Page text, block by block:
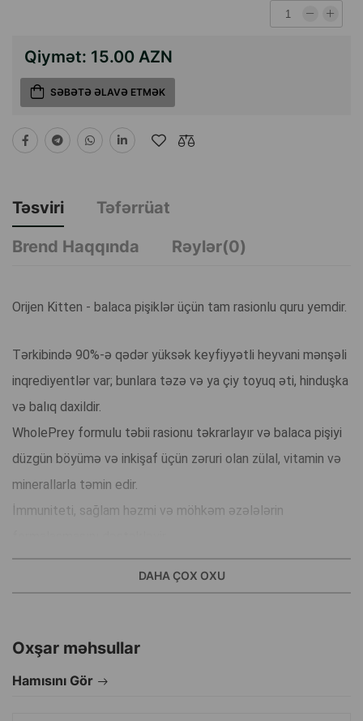
Qiymət: 15.00 AZN
SƏBƏTƏ ƏLAVƏ ETMƏK
Təsviri
Təfərrüat
Brend Haqqında
Rəylər(0)
Orijen Kitten - balaca pişiklər üçün tam rasionlu quru yemdir.
Tərkibində 90%-ə qədər yüksək keyfiyyətli heyvani mənşəli
inqrediyentlər var; bunlara təzə və ya çiy toyuq əti, hinduşka
və balıq daxildir.
WholePrey formulu təbii rasionu təkrarlayır və balaca pişiyi
düzgün böyümə və inkişaf üçün zəruri olan zülal, vitamin və
minerallarla təmin edir.
İmmuniteti, sağlam həzmi və möhkəm əzələlərin
Bütün cins balaca pişiklərin gündəlik qidalanması üçün
uyğundur.
DAHA ÇOX OXU
Oxşar məhsullar
Hamısını Gör